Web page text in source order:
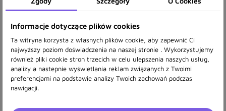
ANEX PLECAK FLO SOLO
Informacje dotyczące plików cookies
Ta witryna korzysta z własnych plików cookie, aby zapewnić Ci
najwyższy poziom doświadczenia na naszej stronie . Wykorzystujemy
również pliki cookie stron trzecich w celu ulepszenia naszych usług,
analizy a nastepnie wyświetlania reklam związanych z Twoimi
preferencjami na podstawie analizy Twoich zachowań podczas
nawigacji.